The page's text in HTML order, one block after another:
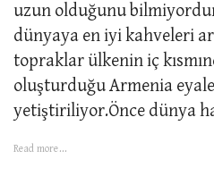
uzun olduğunu
dünyaya en iyi kahveleri
topraklar ülkenin iç
oluşturduğu Armenia
yetiştiriliyor.Önce dünya
Read more...